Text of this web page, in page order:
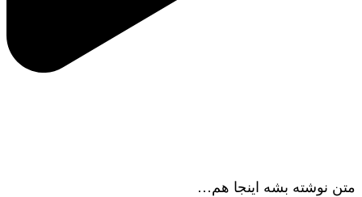
متن نوشته بشه اینجا هم…